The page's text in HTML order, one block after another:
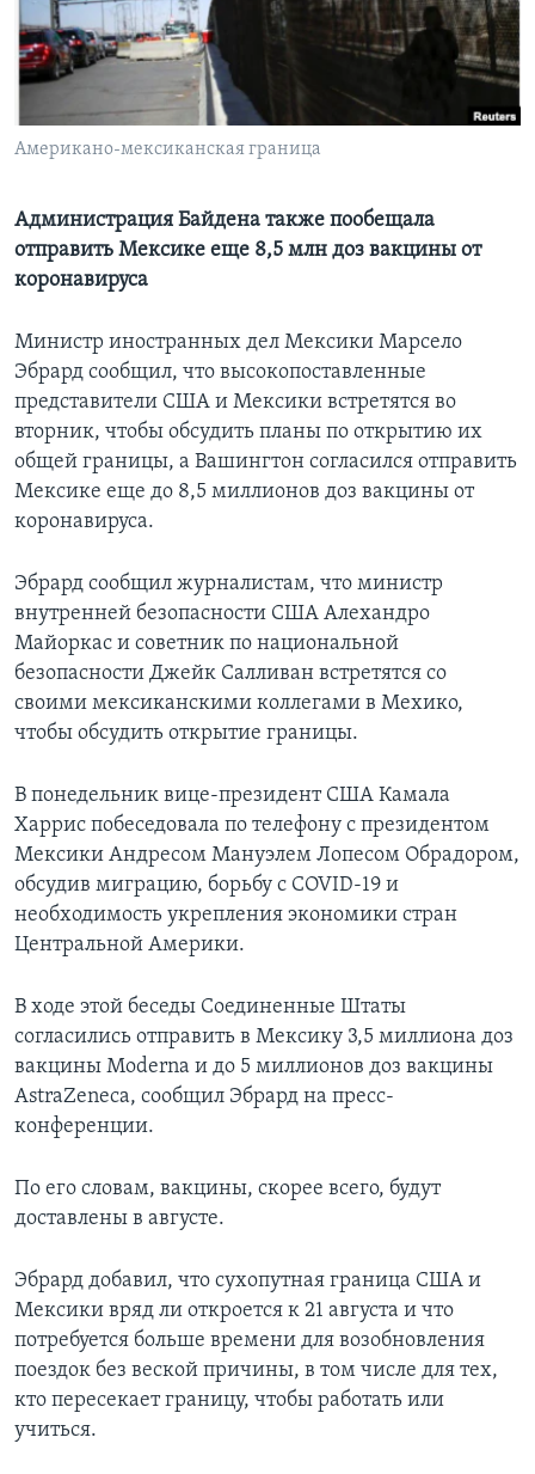
Learning English
СОЦИАЛЬНЫЕ СЕТИ
Языки
Американо-мексиканская граница
Администрация Байдена также пообещала
отправить Мексике еще 8,5 млн доз вакцины от
коронавируса
Министр иностранных дел Мексики Марсело
Эбрард сообщил, что высокопоставленные
представители США и Мексики встретятся во
вторник, чтобы обсудить планы по открытию их
общей границы, а Вашингтон согласился отправить
Мексике еще до 8,5 миллионов доз вакцины от
коронавируса.
Эбрард сообщил журналистам, что министр
внутренней безопасности США Алехандро
Майоркас и советник по национальной
безопасности Джейк Салливан встретятся со
своими мексиканскими коллегами в Мехико,
чтобы обсудить открытие границы.
В понедельник вице-президент США Камала
Харрис побеседовала по телефону с президентом
Мексики Андресом Мануэлем Лопесом Обрадором,
обсудив миграцию, борьбу с COVID-19 и
необходимость укрепления экономики стран
Центральной Америки.
В ходе этой беседы Соединенные Штаты
согласились отправить в Мексику 3,5 миллиона доз
вакцины Moderna и до 5 миллионов доз вакцины
AstraZeneca, сообщил Эбрард на пресс-
конференции.
По его словам, вакцины, скорее всего, будут
доставлены в августе.
Эбрард добавил, что сухопутная граница США и
Мексики вряд ли откроется к 21 августа и что
потребуется больше времени для возобновления
поездок без веской причины, в том числе для тех,
кто пересекает границу, чтобы работать или
учиться.